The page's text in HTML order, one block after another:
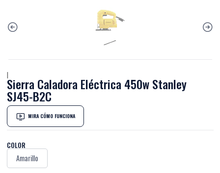
|
Sierra Caladora Eléctrica 450w Stanley
SJ45-B2C
MIRA CÓMO FUNCIONA
COLOR
Amarillo